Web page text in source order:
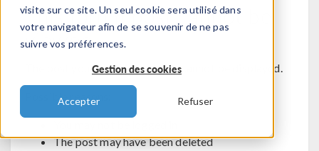
visite sur ce site. Un seul cookie sera utilisé dans
votre navigateur afin de se souvenir de ne pas
suivre vos préférences.
Gestion des cookies
Accepter Refuser
This forum post cannot be
viewed
The post you are trying to view cannot be displayed.
Possible reasons:
The post may have been deleted